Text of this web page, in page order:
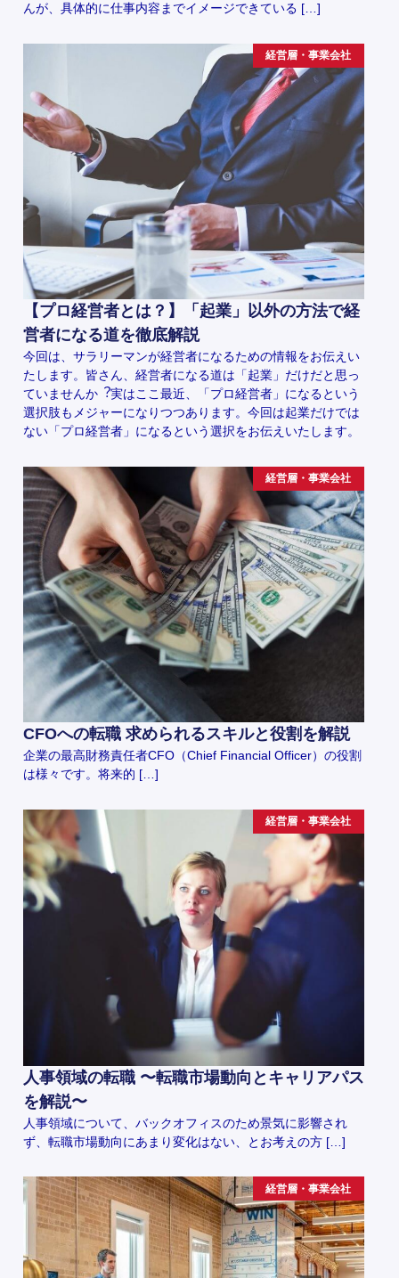
んが、具体的に仕事内容までイメージできている […]
経営層・事業会社
【プロ経営者とは？】「起業」以外の方法で経
営者になる道を徹底解説
今回は、サラリーマンが経営者になるための情報をお伝えい
たします。皆さん、経営者になる道は「起業」だけだと思っ
ていませんか︖実はここ最近、「プロ経営者」になるという
選択肢もメジャーになりつつあります。今回は起業だけでは
ない「プロ経営者」になるという選択をお伝えいたします。
経営層・事業会社
CFOへの転職 求められるスキルと役割を解説
企業の最高財務責任者CFO（Chief Financial Officer）の役割
は様々です。将来的 […]
経営層・事業会社
人事領域の転職 〜転職市場動向とキャリアパス
を解説〜
人事領域について、バックオフィスのため景気に影響され
ず、転職市場動向にあまり変化はない、とお考えの方 […]
経営層・事業会社